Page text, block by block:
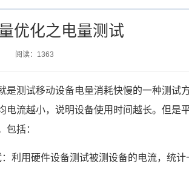
优化之电量测试
阅读：1363
是测试移动设备电量消耗快慢的一种测试
电流越小，说明设备使用时间越长。但是
包括：
利用硬件设备测试被测设备的电流，统